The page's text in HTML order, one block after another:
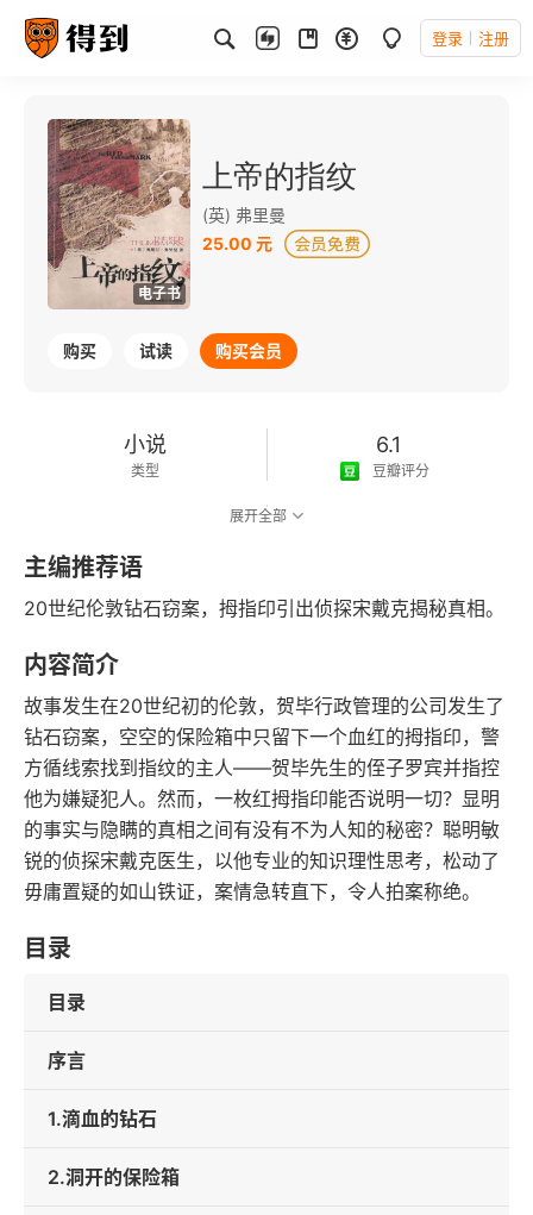
登录 注册
电子书
上帝的指纹
(英) 弗里曼
25.00 元
购买 试读 购买会员
小说
类型
6.1
豆瓣评分
展开全部
主编推荐语
20世纪伦敦钻石窃案，拇指印引出侦探宋戴克揭秘真相。
内容简介
故事发生在20世纪初的伦敦，贺毕行政管理的公司发生了
钻石窃案，空空的保险箱中只留下一个血红的拇指印，警
方循线索找到指纹的主人——贺毕先生的侄子罗宾并指控
他为嫌疑犯人。然而，一枚红拇指印能否说明一切？显明
的事实与隐瞒的真相之间有没有不为人知的秘密？聪明敏
锐的侦探宋戴克医生，以他专业的知识理性思考，松动了
毋庸置疑的如山铁证，案情急转直下，令人拍案称绝。
目录
目录
序言
1.滴血的钻石
2.洞开的保险箱